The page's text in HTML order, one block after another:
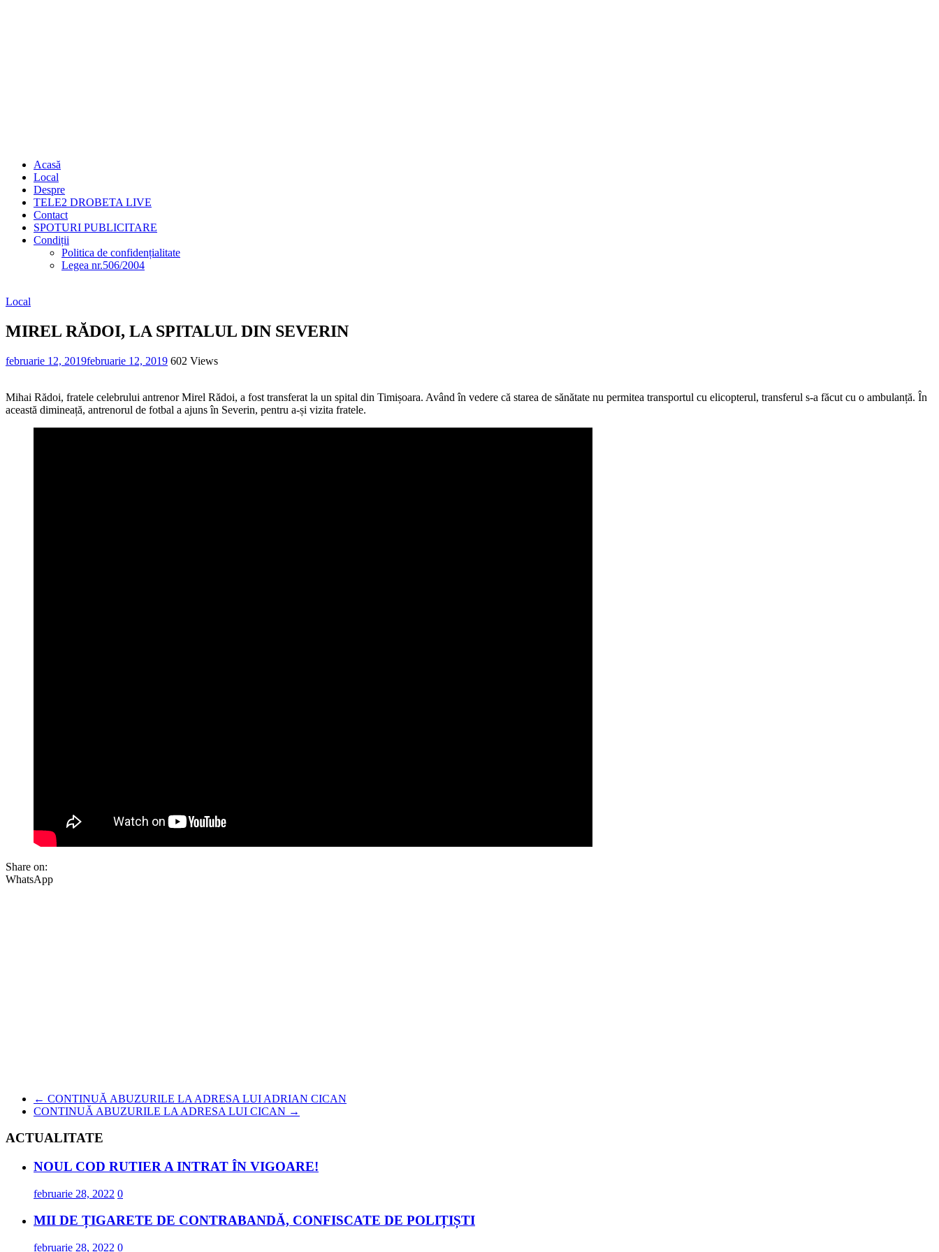
Acasă
Local
Despre
TELE2 DROBETA LIVE
Contact
SPOTURI PUBLICITARE
Condiții
Politica de confidențialitate
Legea nr.506/2004
Local
MIREL RĂDOI, LA SPITALUL DIN SEVERIN
februarie 12, 2019februarie 12, 2019 602 Views
Mihai Rădoi, fratele celebrului antrenor Mirel Rădoi, a fost transferat la un spital din Timișoara. Având în vedere că starea de sănătate nu permitea transportul cu elicopterul, transferul s-a făcut cu o ambulanță. În
această dimineață, antrenorul de fotbal a ajuns în Severin, pentru a-și vizita fratele.
Share on:
WhatsApp
← CONTINUĂ ABUZURILE LA ADRESA LUI ADRIAN CICAN
CONTINUĂ ABUZURILE LA ADRESA LUI CICAN →
ACTUALITATE
NOUL COD RUTIER A INTRAT ÎN VIGOARE!
februarie 28, 2022 0
MII DE ȚIGARETE DE CONTRABANDĂ, CONFISCATE DE POLIȚIȘTI
februarie 28, 2022 0